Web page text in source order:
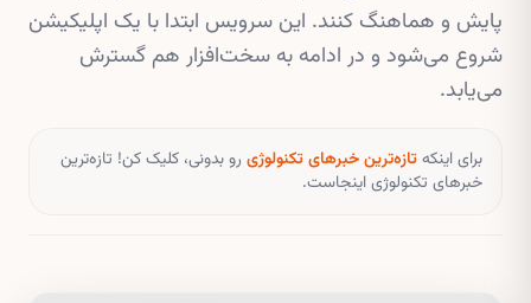
پایش و هماهنگ کنند. این سرویس ابتدا با یک اپلیکیشن
شروع می‌شود و در ادامه به سخت‌افزار هم گسترش
می‌یابد.
برای اینکهتازه‌ترین خبرهای تکنولوژی رو بدونی، کلیک کن! تازه‌ترین
خبرهای تکنولوژی اینجاست.